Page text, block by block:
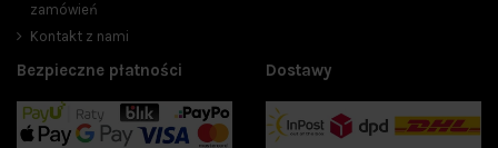
W magazynie
Bestsellery 11
zamówień
Kontakt z nami
Bezpieczne płatności Dostawy